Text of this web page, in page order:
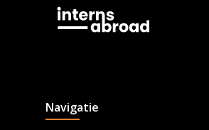
Navigatie